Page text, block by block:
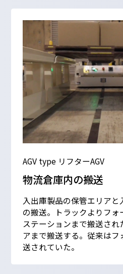
AGV type リフターAGV
物流倉庫内の搬送
入出庫製品の保管エリア
の搬送。トラックよりフ
ステーションまで搬送され
アまで搬送する。従来は
送されていた。